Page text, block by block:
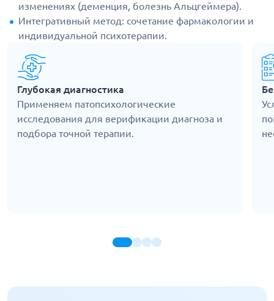
изменениях (деменция, болезнь Альцгеймера).
Интегративный метод: сочетание фармакологии и
индивидуальной психотерапии.
Глубокая диагностика
Применяем патопсихологические
исследования для верификации диагноза и
подбора точной терапии.